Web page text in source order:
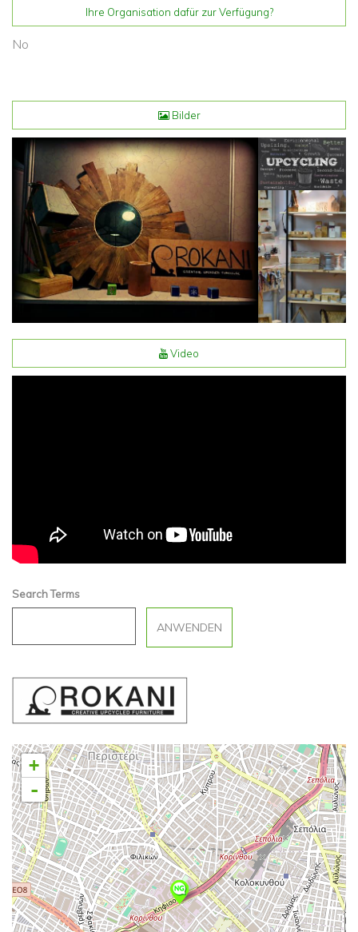
Ihre Organisation dafür zur Verfügung?
No
Bilder
Video
Search Terms
+
-